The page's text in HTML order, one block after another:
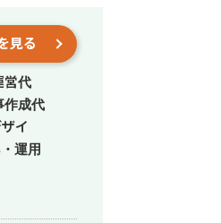
の経験が
成果につ
見る
営代
作成代
イ
運用